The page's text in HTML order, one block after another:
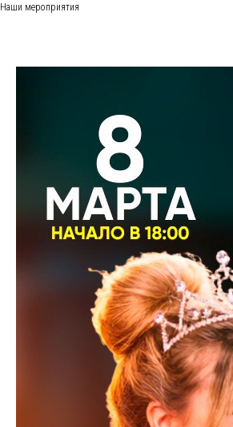
Наши мероприятия